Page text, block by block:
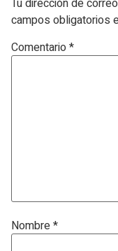
campos obligatorios
Comentario*
Nombre*